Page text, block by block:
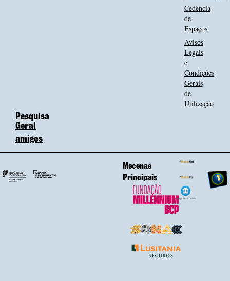
Cedência
de
Espaços
Avisos
Legais
e
Condições
Gerais
de
Utilização
Pesquisa
Geral
amigos
Mecenas
Principais